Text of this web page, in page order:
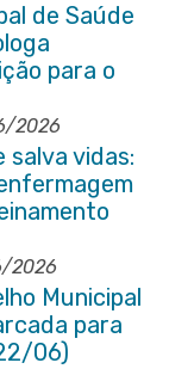
de Saúde
para o
2026
salva vidas:
em
2026
Municipal
para
06)